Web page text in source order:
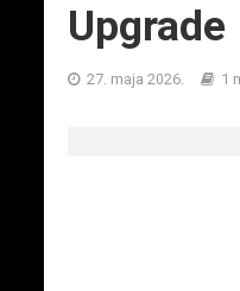
Upgrade
27. maja 2026. 1